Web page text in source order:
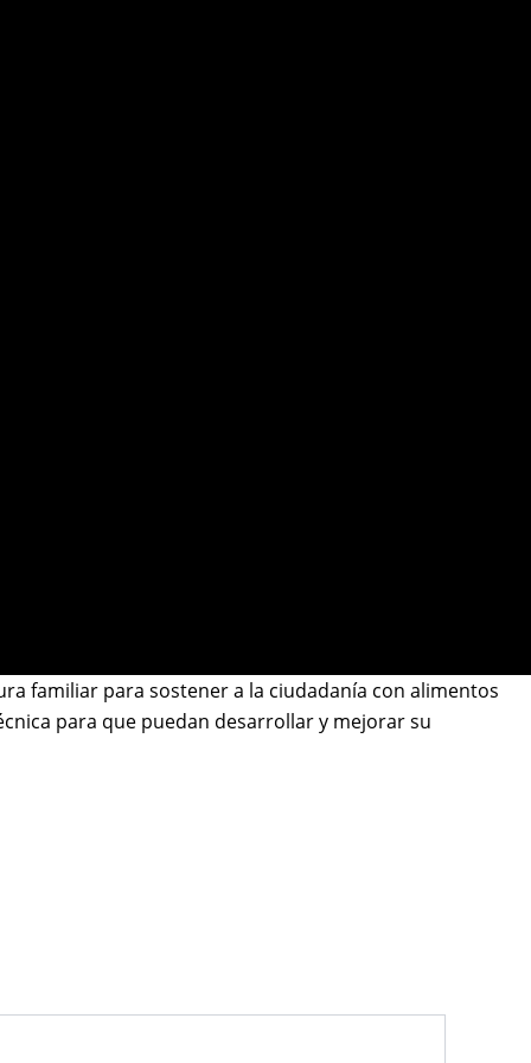
familiar para sostener a la ciudadanía con alimentos
para que puedan desarrollar y mejorar su